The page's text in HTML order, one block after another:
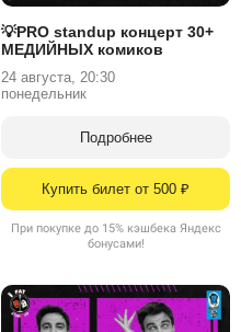
💡PRO standup концерт 30+
МЕДИЙНЫХ комиков
24 августа, 20:30
понедельник
Подробнее
Купить билет от 500 ₽
При покупке до 15% кэшбека Яндекс
бонусами!